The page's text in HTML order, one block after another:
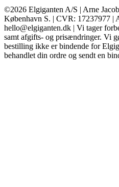
©2026 Elgiganten A/S | Arne
København S. | CVR: 17237977 |
hello@elgiganten.dk | Vi tager
samt afgifts- og prisændringer. Vi
bestilling ikke er bindende for
behandlet din ordre og sendt en